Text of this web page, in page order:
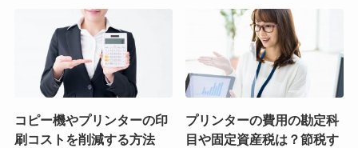
コピー機やプリンターの印
刷コストを削減する方法
プリンターの費用の勘定科
目や固定資産税は？節税す